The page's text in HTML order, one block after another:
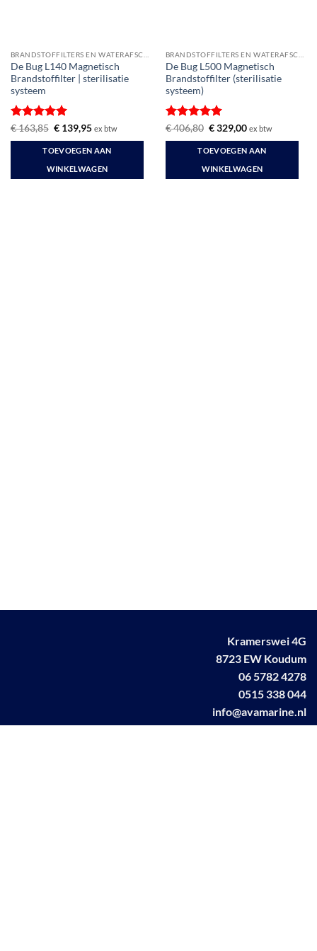
De Bug L140 Magnetisch
Brandstoffilter | sterilisatie
systeem
Gewaardeerd
5uit 5
€163,85 Oorspronkelijke
was:
€ 163,85.
€139,95Huidige
is:
€ 139,95.
ex btw
TOEVOEGEN AAN
WINKELWAGEN
De Bug L500 Magnetisch
Brandstoffilter (sterilisatie
systeem)
Gewaardeerd
5uit 5
€406,80 Oorspronkelijke
was:
€ 406,80.
€329,00Huidige
is:
€ 329,00.
ex btw
TOEVOEGEN AAN
WINKELWAGEN
Kramerswei 4G
8723 EW Koudum
06 5782 4278
0515 338 044
info@avamarine.nl